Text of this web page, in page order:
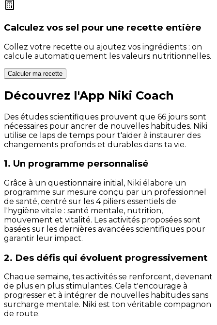
Calculez vos sel pour une recette entière
Collez votre recette ou ajoutez vos ingrédients : on
calcule automatiquement les valeurs nutritionnelles.
Calculer ma recette
Découvrez l'App Niki Coach
Des études scientifiques prouvent que 66 jours sont
nécessaires pour ancrer de nouvelles habitudes. Niki
utilise ce laps de temps pour t'aider à instaurer des
changements profonds et durables dans ta vie.
1. Un programme personnalisé
Grâce à un questionnaire initial, Niki élabore un
programme sur mesure conçu par un professionnel
de santé, centré sur les 4 piliers essentiels de
l'hygiène vitale : santé mentale, nutrition,
mouvement et vitalité. Les activités proposées sont
basées sur les dernières avancées scientifiques pour
garantir leur impact.
2. Des défis qui évoluent progressivement
Chaque semaine, tes activités se renforcent, devenant
de plus en plus stimulantes. Cela t'encourage à
progresser et à intégrer de nouvelles habitudes sans
surcharge mentale. Niki est ton véritable compagnon
de route.